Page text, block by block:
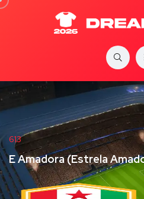
613
E Amadora (Estrela